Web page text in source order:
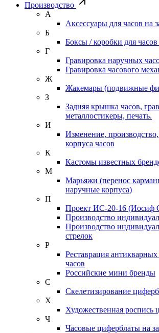
Производство
А
Аксессуары для часов на
Б
Боксы / коробки для часов
Г
Гравировка наручных
Гравировка часового
Ж
Жакемары (подвижные
З
Задняя крышка часов,
металлостикеры, печать.
И
Изменение,
корпуса часов
К
Кастомы известных
М
Марьяжи (перенос
наручные корпуса)
П
Проект ИС-20-16 (Иосиф
Производство
Производство
стрелок
Р
Реставрация
часов
Российские мини бренды
С
Скелетизирование
Х
Художественная роспись
Ч
Часовые циферблаты на